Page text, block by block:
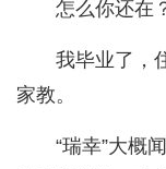
怎么你还在
我毕业了，
家教。
“瑞幸”大概